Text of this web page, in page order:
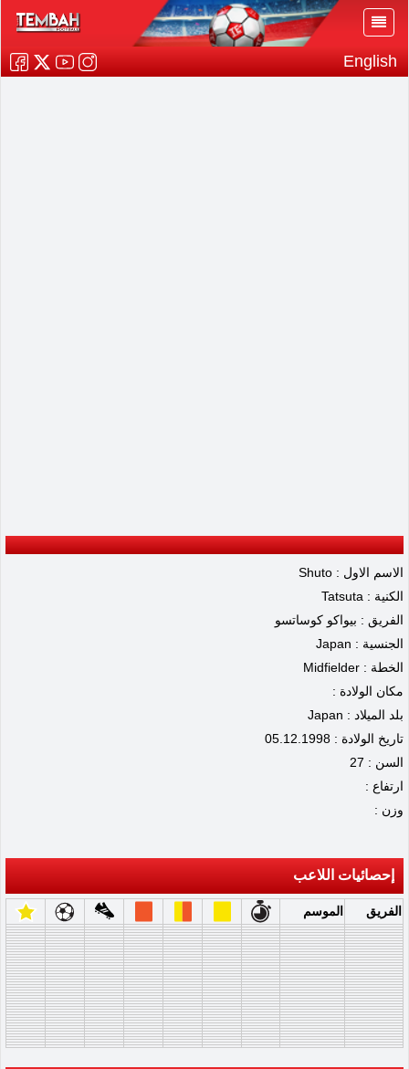
English
الاسم الاول : Shuto
الكنية : Tatsuta
الفريق : بيواكو كوساتسو
الجنسية : Japan
الخطة : Midfielder
مكان الولادة :
بلد الميلاد : Japan
تاريخ الولادة : 05.12.1998
السن : 27
ارتفاع :
وزن :
إحصائيات اللاعب
الفريق الموسم